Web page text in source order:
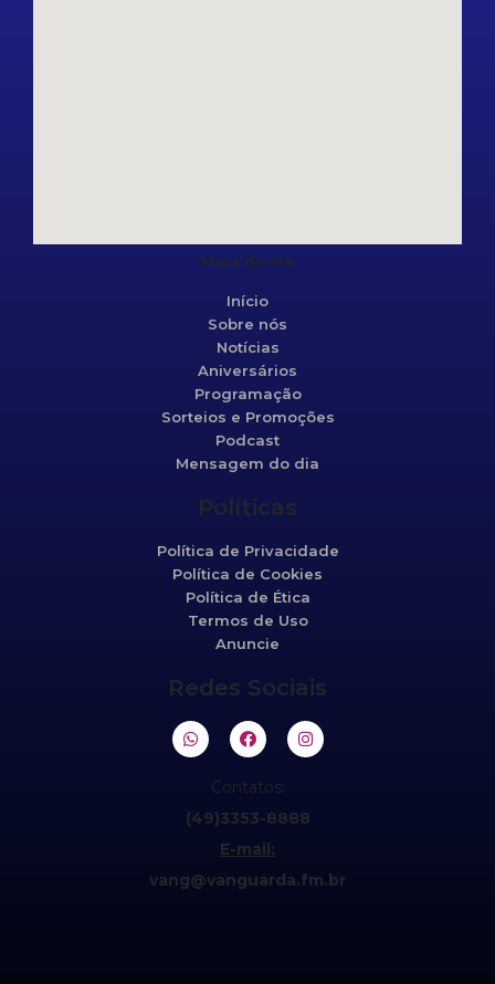
Mapa do site
Início
Sobre nós
Notícias
Aniversários
Programação
Sorteios e Promoções
Podcast
Mensagem do dia
Políticas
Política de Privacidade
Política de Cookies
Política de Ética
Termos de Uso
Anuncie
Redes Sociais
Contatos:
(49)3353-8888
E-mail:
vang@vanguarda.fm.br